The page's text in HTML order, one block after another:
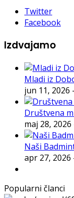
Twitter
Facebook
Izdvajamo
Mladi iz
jun 11, 2026
Društvena
maj 28, 2026
Naši
apr 27, 2026
Popularni članci